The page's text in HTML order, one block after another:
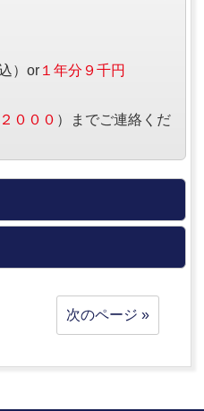
）or １年分９千円
０００ ）までご連絡くだ
次のページ »